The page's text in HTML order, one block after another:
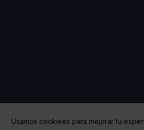
Copyright
Usamos cookiees para mejorar tu